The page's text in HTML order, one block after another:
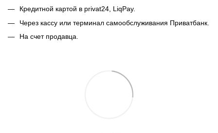
Кредитной картой в privat24, LiqPay.
Через кассу или терминал самообслуживания Приватбанк.
На счет продавца.